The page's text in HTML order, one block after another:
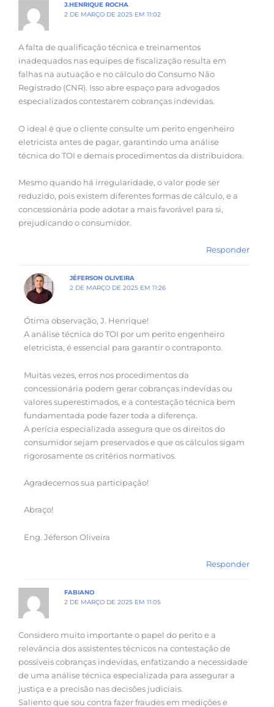
J.HENRIQUE ROCHA
2 DE MARÇO DE 2025 EM 11:02
A falta de qualificação técnica e treinamentos
inadequados nas equipes de fiscalização resulta em
falhas na autuação e no cálculo do Consumo Não
Registrado (CNR). Isso abre espaço para advogados
especializados contestarem cobranças indevidas.
O ideal é que o cliente consulte um perito engenheiro
eletricista antes de pagar, garantindo uma análise
técnica do TOI e demais procedimentos da distribuidora.
Mesmo quando há irregularidade, o valor pode ser
reduzido, pois existem diferentes formas de cálculo, e a
concessionária pode adotar a mais favorável para si,
prejudicando o consumidor.
Responder
JÉFERSON OLIVEIRA
2 DE MARÇO DE 2025 EM 11:26
Ótima observação, J. Henrique!
A análise técnica do TOI por um perito engenheiro
eletricista, é essencial para garantir o contraponto.
Muitas vezes, erros nos procedimentos da
concessionária podem gerar cobranças indevidas ou
valores superestimados, e a contestação técnica bem
fundamentada pode fazer toda a diferença.
A perícia especializada assegura que os direitos do
consumidor sejam preservados e que os cálculos sigam
rigorosamente os critérios normativos.
Agradecemos sua participação!
Abraço!
Eng. Jéferson Oliveira
Responder
FABIANO
2 DE MARÇO DE 2025 EM 11:05
Considero muito importante o papel do perito e a
relevância dos assistentes técnicos na contestação de
possíveis cobranças indevidas, enfatizando a necessidade
de uma análise técnica especializada para assegurar a
justiça e a precisão nas decisões judiciais.
Saliento que sou contra fazer fraudes em medições e